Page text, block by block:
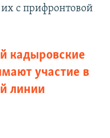
их с прифронтовой
кадыровские
участие в
линии